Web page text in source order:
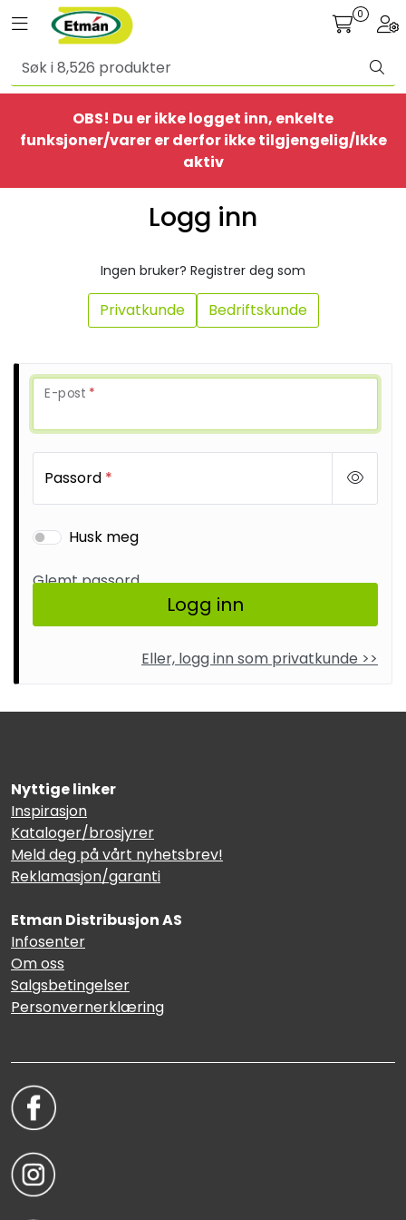
Skip to main content
Toggle navigation 0
OBS! Du er ikke logget inn, enkelte
funksjoner/varer er derfor ikke tilgjengelig/Ikke
aktiv
Logg inn
Ingen bruker? Registrer deg som
Privatkunde Bedriftskunde
E-post *
Passord *
Husk meg
Glemt passord
Logg inn
Eller, logg inn som privatkunde >>
Nyttige linker
Inspirasjon
Kataloger/brosjyrer
Meld deg på vårt nyhetsbrev!
Reklamasjon/garanti
Etman Distribusjon AS
Infosenter
Om oss
Salgsbetingelser
Personvernerklæring
Alle produkter
BestSelgere
Belysning
Sikringsmateriell
Kabler
Outlet